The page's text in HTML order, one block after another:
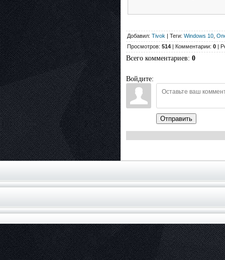
Добавил: Tivok | Теги: Windows 10
Просмотров: 514 | Комментарии: 0 |
Всего комментариев: 0
Войдите:
Отправить